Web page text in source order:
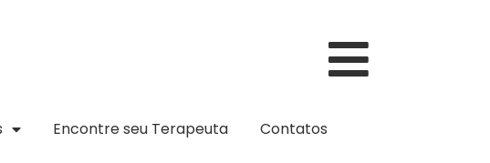
Encontre seu Terapeuta Contatos